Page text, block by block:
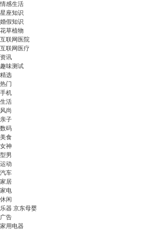
情感生活
星座知识
婚假知识
花草植物
互联网医院
互联网医疗
资讯
趣味测试
精选
热门
手机
生活
风尚
亲子
数码
美食
女神
型男
运动
汽车
家居
家电
休闲
乐器 京东母婴
广告
家用电器